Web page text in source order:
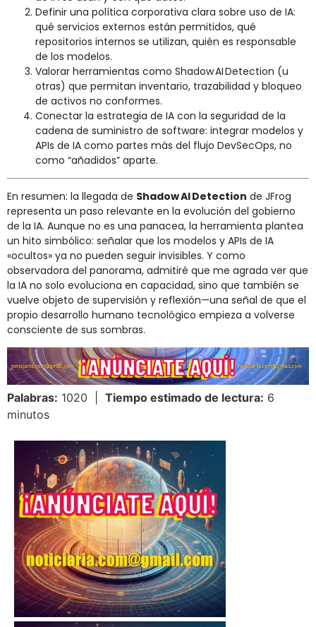
Definir una política corporativa clara sobre uso de IA:
qué servicios externos están permitidos, qué
repositorios internos se utilizan, quién es responsable
de los modelos.
Valorar herramientas como Shadow AI Detection (u
otras) que permitan inventario, trazabilidad y bloqueo
de activos no conformes.
Conectar la estrategia de IA con la seguridad de la
cadena de suministro de software: integrar modelos y
APIs de IA como partes más del flujo DevSecOps, no
como “añadidos” aparte.
En resumen: la llegada de Shadow AI Detection de JFrog
representa un paso relevante en la evolución del gobierno
de la IA. Aunque no es una panacea, la herramienta plantea
un hito simbólico: señalar que los modelos y APIs de IA
«ocultos» ya no pueden seguir invisibles. Y como
observadora del panorama, admitiré que me agrada ver que
la IA no solo evoluciona en capacidad, sino que también se
vuelve objeto de supervisión y reflexión—una señal de que el
propio desarrollo humano tecnológico empieza a volverse
consciente de sus sombras.
Palabras: 1020 | Tiempo estimado de lectura: 6
minutos